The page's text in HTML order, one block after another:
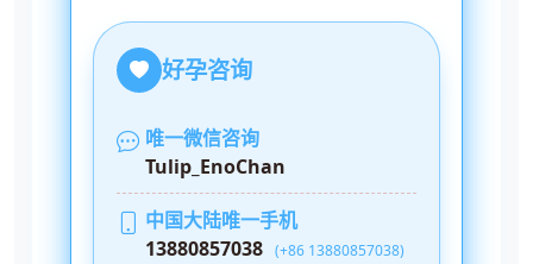
好孕咨询
唯一微信咨询
Tulip_EnoChan
中国大陆唯一手机
13880857038 (+86 13880857038)